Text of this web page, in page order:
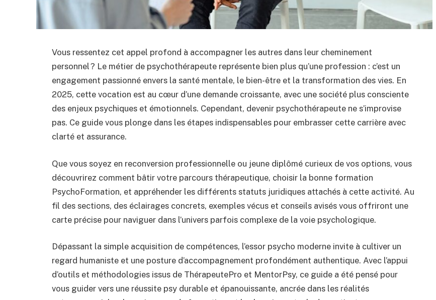
Vous ressentez cet appel profond à accompagner les autres dans leur cheminement
personnel ? Le métier de psychothérapeute représente bien plus qu’une profession : c’est un
engagement passionné envers la santé mentale, le bien-être et la transformation des vies. En
2025, cette vocation est au cœur d’une demande croissante, avec une société plus consciente
des enjeux psychiques et émotionnels. Cependant, devenir psychothérapeute ne s’improvise
pas. Ce guide vous plonge dans les étapes indispensables pour embrasser cette carrière avec
clarté et assurance.
Que vous soyez en reconversion professionnelle ou jeune diplômé curieux de vos options, vous
découvrirez comment bâtir votre parcours thérapeutique, choisir la bonne formation
PsychoFormation, et appréhender les différents statuts juridiques attachés à cette activité. Au
fil des sections, des éclairages concrets, exemples vécus et conseils avisés vous offriront une
carte précise pour naviguer dans l’univers parfois complexe de la voie psychologique.
Dépassant la simple acquisition de compétences, l’essor psycho moderne invite à cultiver un
regard humaniste et une posture d’accompagnement profondément authentique. Avec l’appui
d’outils et méthodologies issus de ThérapeutePro et MentorPsy, ce guide a été pensé pour
vous guider vers une réussite psy durable et épanouissante, ancrée dans les réalités